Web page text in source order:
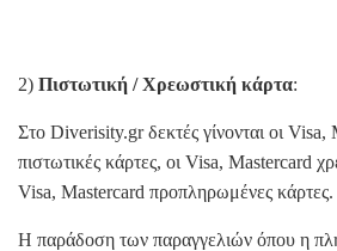
2) Πιστωτική / Χρεωστική κάρτα:
Στο Diverisity.gr δεκτές γίνονται οι
πιστωτικές κάρτες, οι Visa, Mastercard
Visa, Mastercard προπληρωμένες κάρτες.
Η παράδοση των παραγγελιών όπου η